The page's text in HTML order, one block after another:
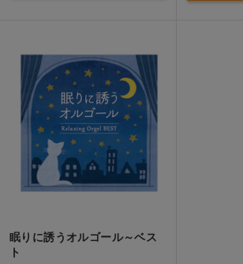
眠りに誘うオルゴール～ベス
ト